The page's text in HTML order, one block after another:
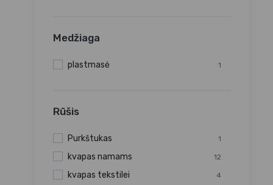
Medžiaga
plastmasė 1
Rūšis
Purkštukas 1
kvapas namams 12
kvapas tekstilei 4